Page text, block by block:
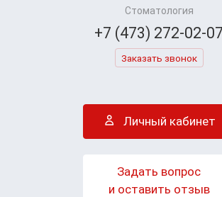
Стоматология
+7 (473) 272-02-07
Заказать звонок
Личный кабинет
Задать вопрос
и оставить отзыв